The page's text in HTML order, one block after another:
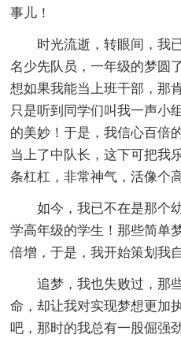
事儿！
时光流逝，转眼间，我
名少先队员，一年级的梦圆
想如果我能当上班干部，那
只是听到同学们叫我一声小
的美妙！于是，我信心百倍
当上了中队长，这下可把我
条杠杠，非常神气，活像个
如今，我已不在是那个
学高年级的学生！那些简单
倍增，于是，我开始策划
追梦，我也失败过，那
命，却让我对实现梦想更加
吧，那时的我总有一股倔强